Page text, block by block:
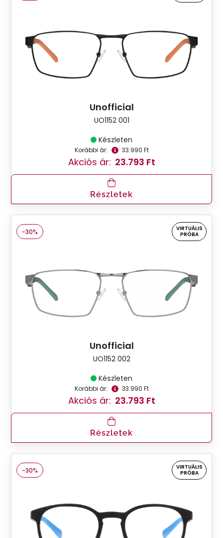
Unofficial
UO1152 001
Készleten
Korábbi ár: 33.990 Ft
Akciós ár: 23.793 Ft
Részletek
-30%
VIRTUÁLIS
PRÓBA
Unofficial
UO1152 002
Készleten
Korábbi ár: 33.990 Ft
Akciós ár: 23.793 Ft
Részletek
-30%
VIRTUÁLIS
PRÓBA